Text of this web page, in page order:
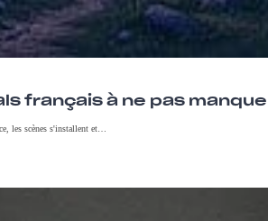
français à ne pas
les scènes s'installent et…